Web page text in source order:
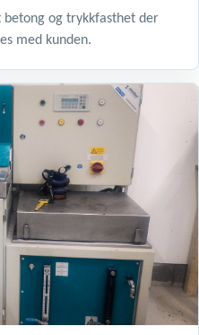
og trykkfasthet der
med kunden.